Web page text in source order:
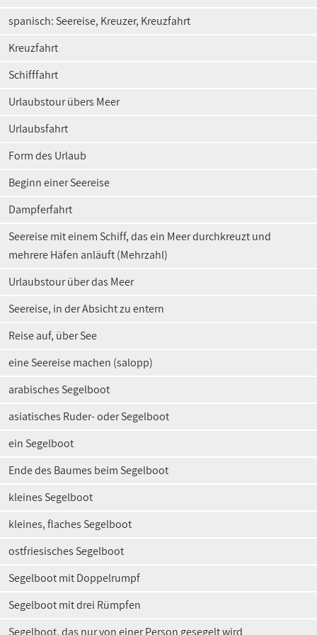
spanisch: Seereise, Kreuzer, Kreuzfahrt
Kreuzfahrt
Schifffahrt
Urlaubstour übers Meer
Urlaubsfahrt
Form des Urlaub
Beginn einer Seereise
Dampferfahrt
Seereise mit einem Schiff, das ein Meer durchkreuzt und
mehrere Häfen anläuft (Mehrzahl)
Urlaubstour über das Meer
Seereise, in der Absicht zu entern
Reise auf, über See
eine Seereise machen (salopp)
arabisches Segelboot
asiatisches Ruder- oder Segelboot
ein Segelboot
Ende des Baumes beim Segelboot
kleines Segelboot
kleines, flaches Segelboot
ostfriesisches Segelboot
Segelboot mit Doppelrumpf
Segelboot mit drei Rümpfen
Segelboot, das nur von einer Person gesegelt wird